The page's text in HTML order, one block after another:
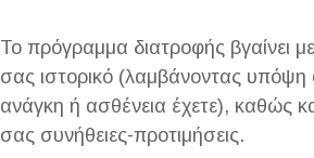
Το πρόγραμμα διατροφής βγαίνει
σας ιστορικό (λαμβάνοντας υπόψη
ανάγκη ή ασθένεια έχετε), καθώς
σας συνήθειες-προτιμήσεις.